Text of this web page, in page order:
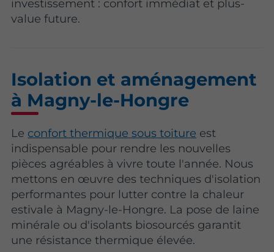
investissement : confort immédiat et plus-
value future.
Isolation et aménagement
à Magny-le-Hongre
Le confort thermique sous toiture est
indispensable pour rendre les nouvelles
pièces agréables à vivre toute l'année. Nous
mettons en œuvre des techniques d'isolation
performantes pour lutter contre la chaleur
estivale à Magny-le-Hongre. La pose de laine
minérale ou d'isolants biosourcés garantit
une résistance thermique élevée.